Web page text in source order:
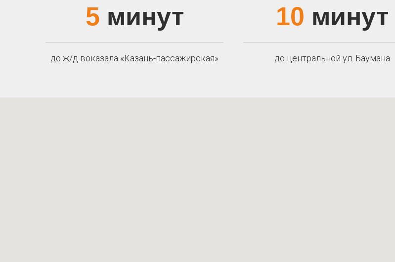
5 минут
до ж/д воказала «Казань-пассажирская»
10 минут
до центральной ул. Баумана